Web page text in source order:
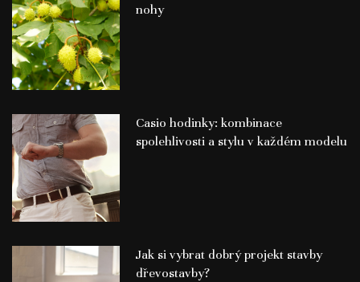
nohy
Casio hodinky: kombinace
spolehlivosti a stylu v každém modelu
Jak si vybrat dobrý projekt stavby
dřevostavby?